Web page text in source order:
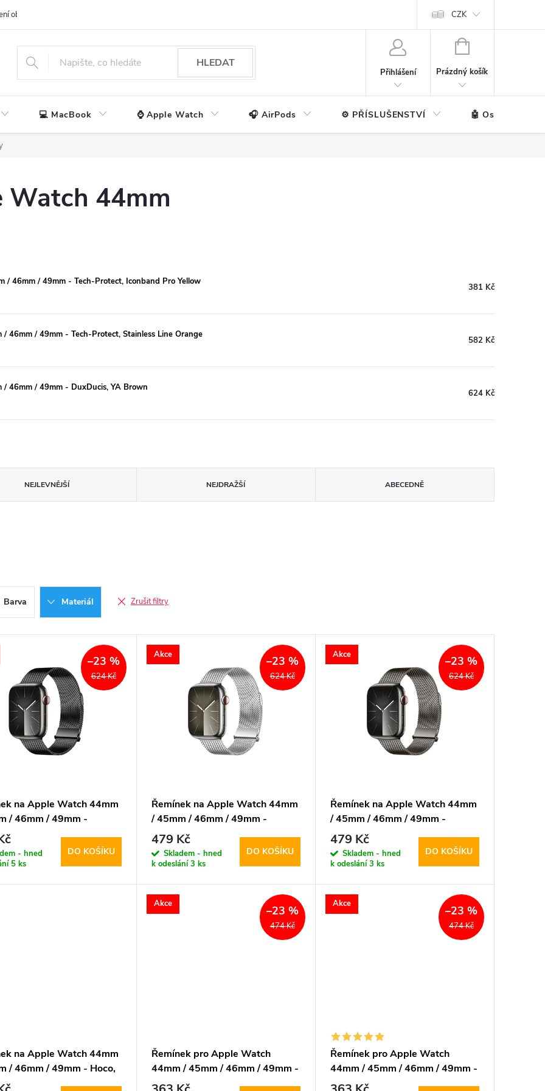
obchodu CZK
HLEDAT
Přihlášení
NÁKUPNÍ
Prázdný košík
💻 MacBook ⌚ Apple Watch 🎧 AirPods ⚙️ PŘÍSLUŠENSTVÍ 🤖 Ostatní
Watch 44mm
/ 46mm / 49mm - Tech-Protect, Iconband Pro Yellow
381 Kč
46mm / 49mm - Tech-Protect, Stainless Line Orange
582 Kč
46mm / 49mm - DuxDucis, YA Brown
624 Kč
NEJLEVNĚJŠÍ NEJDRAŽŠÍ ABECEDNĚ
Barva Materiál Zrušit filtry
624 Kč
–23 %
na Apple Watch 44mm
/ 46mm / 49mm -
Milanese Pro Black
- hned
5 ks
DO KOŠÍKU
Akce
624 Kč
–23 %
Řemínek na Apple Watch 44mm
/ 45mm / 46mm / 49mm -
DuxDucis, Milanese Pro Silver
479 Kč
Skladem - hned
k odeslání3 ks
DO KOŠÍKU
Akce
624 Kč
–23 %
Řemínek na Apple Watch 44mm
/ 45mm / 46mm / 49mm -
DuxDucis, Milanese Pro Graphite
479 Kč
Skladem - hned
k odeslání3 ks
DO KOŠÍKU
na Apple Watch 44mm
/ 46mm / 49mm - Hoco,
Milan Black
Akce
474 Kč
–23 %
Řemínek pro Apple Watch
44mm / 45mm / 46mm / 49mm -
DuxDucis, Milanese Gungrey
Akce
474 Kč
–23 %
Řemínek pro Apple Watch
44mm / 45mm / 46mm / 49mm -
DuxDucis, Milanese Silver